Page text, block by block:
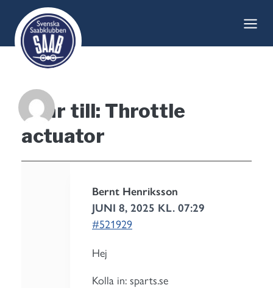
content
Svar till: Throttle
actuator
Bernt Henriksson
JUNI 8, 2025 KL. 07:29
#521929
Hej
Kolla in: sparts.se